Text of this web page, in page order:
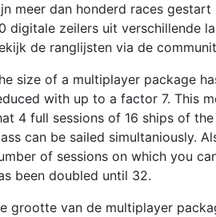
meer dan honderd races gestart
digitale zeilers uit verschillende
de ranglijsten via de
size of a multiplayer package
with up to a factor 7. This
4 full sessions of 16 ships of
can be sailed simultaniously.
of sessions on which you
been doubled until 32.
grootte van de multiplayer